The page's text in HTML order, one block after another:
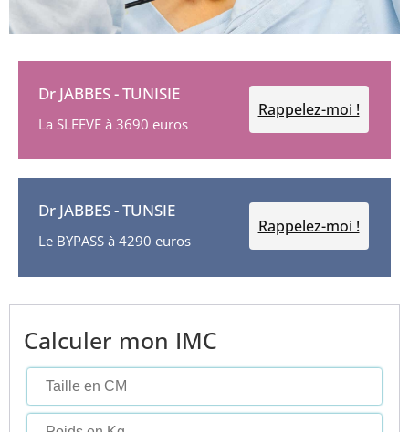
Dr JABBES - TUNISIE
La SLEEVE à 3690 euros
Rappelez-moi !
Dr JABBES - TUNSIE
Le BYPASS à 4290 euros
Rappelez-moi !
Calculer mon IMC